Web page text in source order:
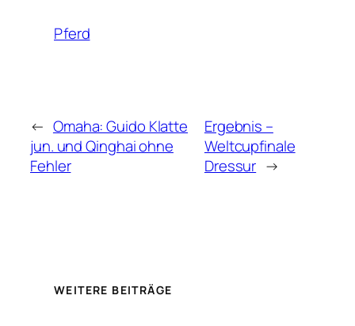
Pferd
← Omaha: Guido Klatte
jun. und Qinghai ohne
Fehler
Ergebnis –
Weltcupfinale
Dressur →
WEITERE BEITRÄGE